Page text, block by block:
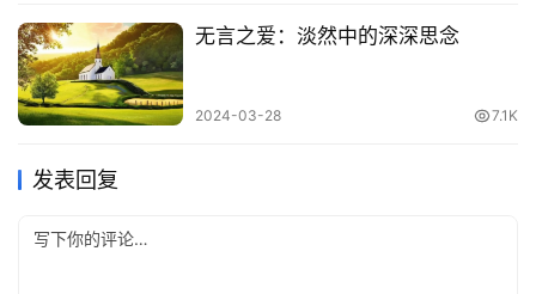
无言之爱：淡然中的深深思念
2024-03-28 7.1K
发表回复